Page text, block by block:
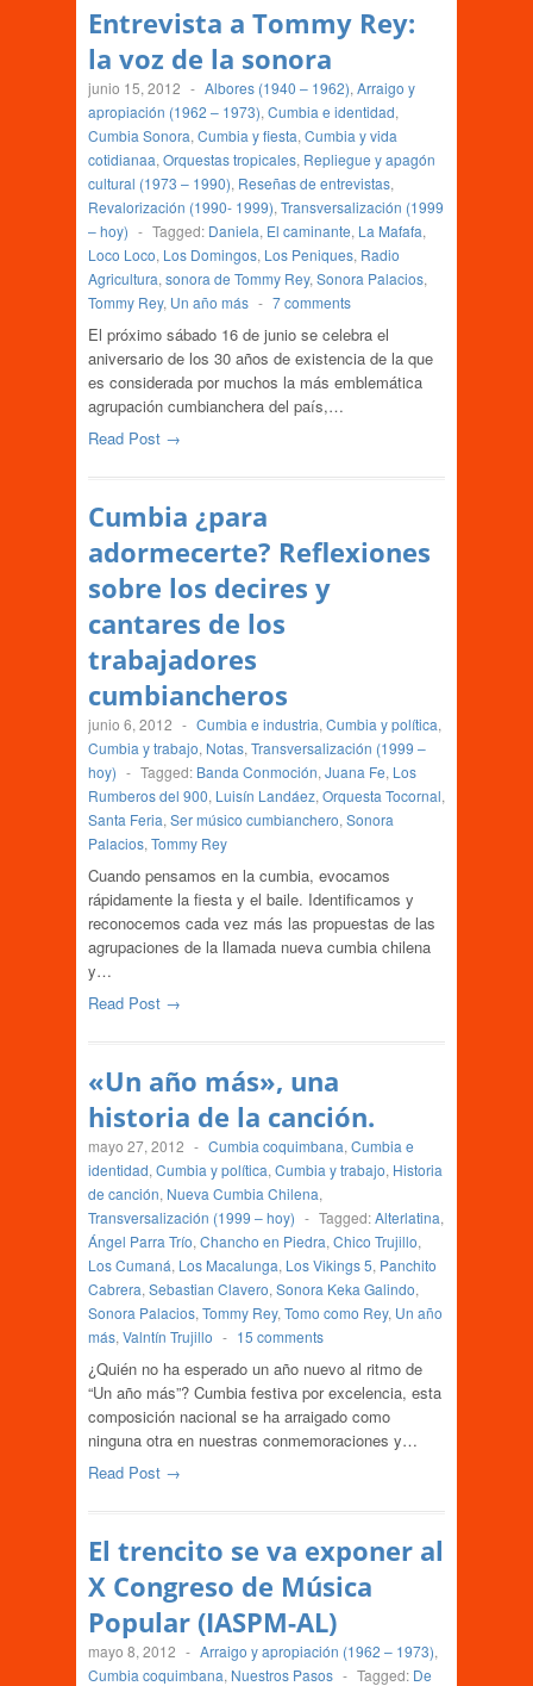
Entrevista a Tommy Rey:
la voz de la sonora
junio 15, 2012 - Albores (1940 – 1962), Arraigo y
apropiación (1962 – 1973), Cumbia e identidad,
Cumbia Sonora, Cumbia y fiesta, Cumbia y vida
cotidianaa, Orquestas tropicales, Repliegue y apagón
cultural (1973 – 1990), Reseñas de entrevistas,
Revalorización (1990- 1999), Transversalización (1999
– hoy) - Tagged: Daniela, El caminante, La Mafafa,
Loco Loco, Los Domingos, Los Peniques, Radio
Agricultura, sonora de Tommy Rey, Sonora Palacios,
Tommy Rey, Un año más - 7 comments
El próximo sábado 16 de junio se celebra el
aniversario de los 30 años de existencia de la que
es considerada por muchos la más emblemática
agrupación cumbianchera del país,…
Read Post →
Cumbia ¿para
adormecerte? Reflexiones
sobre los decires y
cantares de los
trabajadores
cumbiancheros
junio 6, 2012 - Cumbia e industria, Cumbia y política,
Cumbia y trabajo, Notas, Transversalización (1999 –
hoy) - Tagged: Banda Conmoción, Juana Fe, Los
Rumberos del 900, Luisín Landáez, Orquesta Tocornal,
Santa Feria, Ser músico cumbianchero, Sonora
Palacios, Tommy Rey
Cuando pensamos en la cumbia, evocamos
rápidamente la fiesta y el baile. Identificamos y
reconocemos cada vez más las propuestas de las
agrupaciones de la llamada nueva cumbia chilena
y…
Read Post →
«Un año más», una
historia de la canción.
mayo 27, 2012 - Cumbia coquimbana, Cumbia e
identidad, Cumbia y política, Cumbia y trabajo, Historia
de canción, Nueva Cumbia Chilena,
Transversalización (1999 – hoy) - Tagged:Alterlatina,
Ángel Parra Trío, Chancho en Piedra, Chico Trujillo,
Los Cumaná, Los Macalunga, Los Vikings 5, Panchito
Cabrera, Sebastian Clavero, Sonora Keka Galindo,
Sonora Palacios, Tommy Rey, Tomo como Rey, Un año
más, Valntín Trujillo - 15 comments
¿Quién no ha esperado un año nuevo al ritmo de
“Un año más”? Cumbia festiva por excelencia, esta
composición nacional se ha arraigado como
ninguna otra en nuestras conmemoraciones y…
Read Post →
El trencito se va exponer al
X Congreso de Música
Popular (IASPM-AL)
mayo 8, 2012 - Arraigo y apropiación (1962 – 1973),
Cumbia coquimbana, Nuestros Pasos - Tagged: De